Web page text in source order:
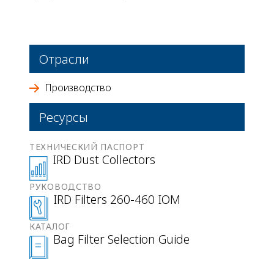
Отрасли
Производство
Ресурсы
ТЕХНИЧЕСКИЙ ПАСПОРТ
IRD Dust Collectors
РУКОВОДСТВО
IRD Filters 260-460 IOM
КАТАЛОГ
Bag Filter Selection Guide